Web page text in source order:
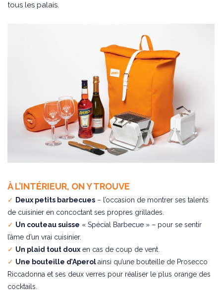
tous les palais.
À L’INTÉRIEUR, ON Y TROUVE
✓ Deux petits barbecues – l’occasion de montrer ses talents
de cuisinier en concoctant ses propres grillades.
✓ Un couteau suisse « Spécial Barbecue » – pour se sentir
l’âme d’un vrai cuisinier.
✓ Un plaid tout doux en cas de coup de vent.
✓ Une bouteille d’Aperolainsi qu’une bouteille de Prosecco
Riccadonna et ses deux verres pour réaliser le plus orange des
cocktails.